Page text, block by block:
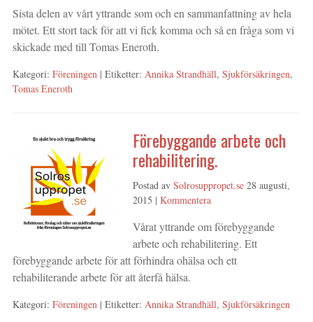
Sista delen av vårt yttrande som och en sammanfattning av hela
mötet. Ett stort tack för att vi fick komma och så en fråga som vi
skickade med till Tomas Eneroth.
Kategori: Föreningen | Etiketter: Annika Strandhäll, Sjukförsäkringen,
Tomas Eneroth
Förebyggande arbete och
rehabilitering.
Postad av Solrosuppropet.se 28 augusti,
2015 | Kommentera
Vårat yttrande om förebyggande
arbete och rehabilitering. Ett
förebyggande arbete för att förhindra ohälsa och ett
rehabiliterande arbete för att återfå hälsa.
Kategori: Föreningen | Etiketter: Annika Strandhäll, Sjukförsäkringen